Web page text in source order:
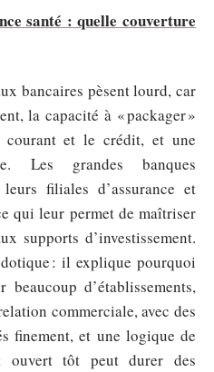
santé : quelle couverture
bancaires pèsent lourd, car
la capacité à « packager »
courant et le crédit, et une
Les grandes banques
filiales d’assurance et
qui leur permet de maîtriser
supports d’investissement.
: il explique pourquoi
d’établissements,
commerciale, avec des
finement, et une logique de
ouvert tôt peut durer des